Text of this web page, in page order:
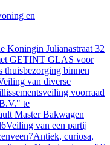
en
Koningin Julianastraat 32
GETINT GLAS voor
thuisbezorging binnen
van diverse
voorraad
te
Master Bakwagen
6Veiling van een partij
7Antiek, curiosa,